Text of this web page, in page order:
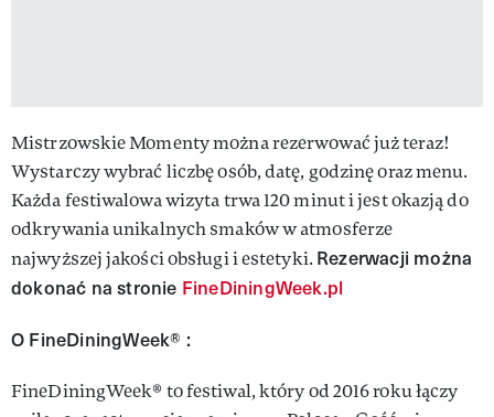
Mistrzowskie Momenty można rezerwować już teraz!
Wystarczy wybrać liczbę osób, datę, godzinę oraz menu.
Każda festiwalowa wizyta trwa 120 minut i jest okazją do
odkrywania unikalnych smaków w atmosferze
najwyższej jakości obsługi i estetyki. Rezerwacji można
dokonać na stronie FineDiningWeek.pl
O FineDiningWeek® :
FineDiningWeek® to festiwal, który od 2016 roku łączy